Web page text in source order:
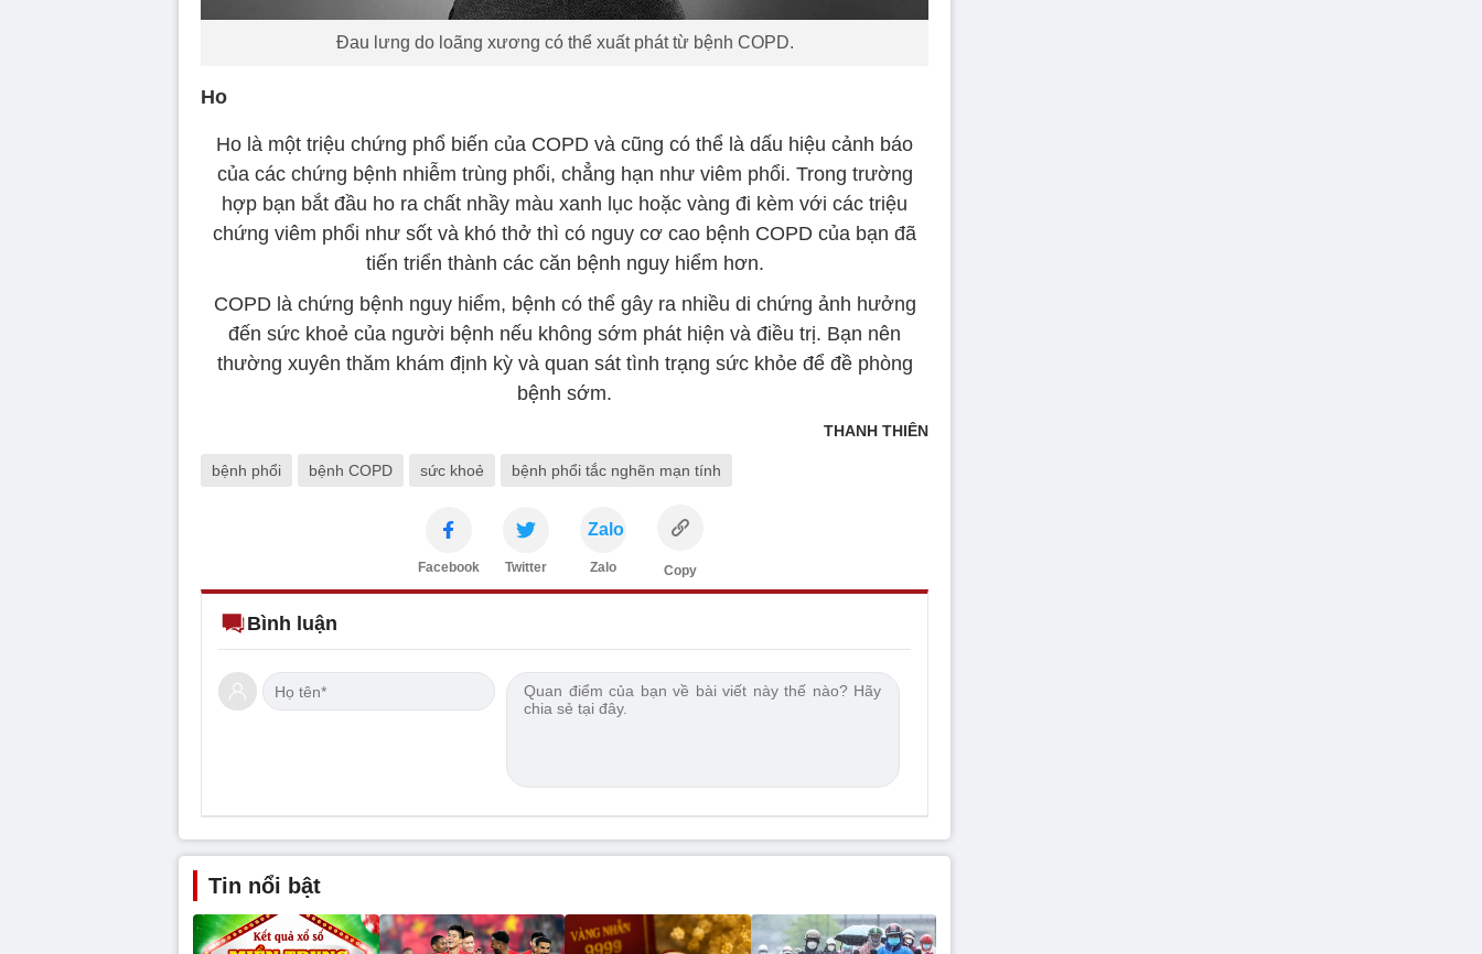
Đau lưng do loãng xương có thể xuất phát từ bệnh COPD.
Ho
Ho là một triệu chứng phổ biến của COPD và cũng có thể là dấu hiệu cảnh báo
của các chứng bệnh nhiễm trùng phổi, chẳng hạn như viêm phổi. Trong trường
hợp bạn bắt đầu ho ra chất nhầy màu xanh lục hoặc vàng đi kèm với các triệu
chứng viêm phổi như sốt và khó thở thì có nguy cơ cao bệnh COPD của bạn đã
tiến triển thành các căn bệnh nguy hiểm hơn.
COPD là chứng bệnh nguy hiểm, bệnh có thể gây ra nhiều di chứng ảnh hưởng
đến sức khoẻ của người bệnh nếu không sớm phát hiện và điều trị. Bạn nên
thường xuyên thăm khám định kỳ và quan sát tình trạng sức khỏe để đề phòng
bệnh sớm.
THANH THIÊN
bệnh phổi bệnh COPD sức khoẻ bệnh phổi tắc nghẽn mạn tính
Facebook Twitter
Zalo
Zalo Copy
Bình luận
Tin nổi bật